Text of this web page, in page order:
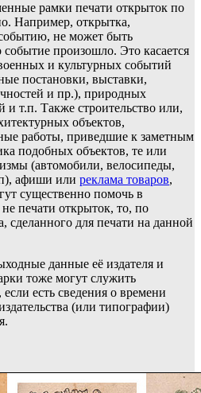
рамки печати открыток по
Например, открытка,
не может быть
событие произошло. Это касается
и культурных событий
постановки, выставки,
и пр.), природных
и т.п. Также строительство или,
объектов,
работы, приведшие к заметным
подобных объектов, те или
(автомобили, велосипеды,
афиши или реклама товаров,
существенно помочь в
печати открыток, то, по
сделанного для печати на данной
данные её издателя и
тоже могут служить
есть сведения о времени
(или типографии)